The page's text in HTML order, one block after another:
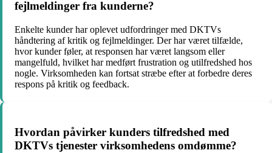
fejlmeldinger fra kunderne?
Enkelte kunder har oplevet udfordringer med DKTVs
håndtering af kritik og fejlmeldinger. Der har været tilfælde,
hvor kunder føler, at responsen har været langsom eller
mangelfuld, hvilket har medført frustration og utilfredshed hos
nogle. Virksomheden kan fortsat stræbe efter at forbedre deres
respons på kritik og feedback.
Hvordan påvirker kunders tilfredshed med
DKTVs tjenester virksomhedens omdømme?